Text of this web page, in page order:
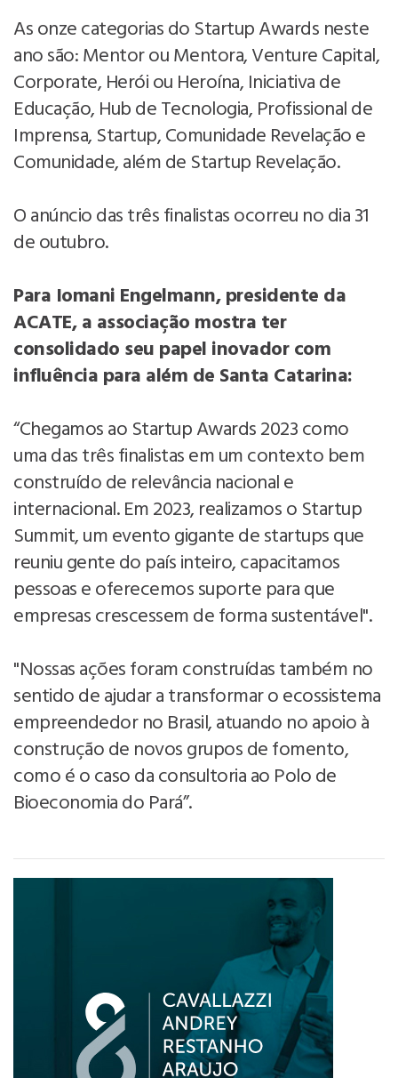
As onze categorias do Startup Awards neste
ano são: Mentor ou Mentora, Venture Capital,
Corporate, Herói ou Heroína, Iniciativa de
Educação, Hub de Tecnologia, Profissional de
Imprensa, Startup, Comunidade Revelação e
Comunidade, além de Startup Revelação.
O anúncio das três finalistas ocorreu no dia 31
de outubro.
Para Iomani Engelmann, presidente da
ACATE, a associação mostra ter
consolidado seu papel inovador com
influência para além de Santa Catarina:
“Chegamos ao Startup Awards 2023 como
uma das três finalistas em um contexto bem
construído de relevância nacional e
internacional. Em 2023, realizamos o Startup
Summit, um evento gigante de startups que
reuniu gente do país inteiro, capacitamos
pessoas e oferecemos suporte para que
empresas crescessem de forma sustentável".
"Nossas ações foram construídas também no
sentido de ajudar a transformar o ecossistema
empreendedor no Brasil, atuando no apoio à
construção de novos grupos de fomento,
como é o caso da consultoria ao Polo de
Bioeconomia do Pará”.